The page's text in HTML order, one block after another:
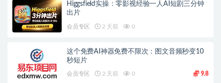
Higgsfield实操：零影视经验一人AI短剧三分钟
出片
会员专区 2 天前 0
这个免费AI神器免费不限次：图文音频秒变10
秒短片
会员专区 2 天前 0 9.8